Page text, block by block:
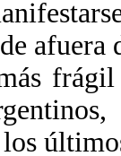
afuera
frágil